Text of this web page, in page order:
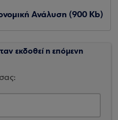
Ανάλυση (900 Kb)
εκδοθεί η επόμενη